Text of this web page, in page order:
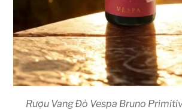
Rượu Vang Đỏ Vespa Bruno